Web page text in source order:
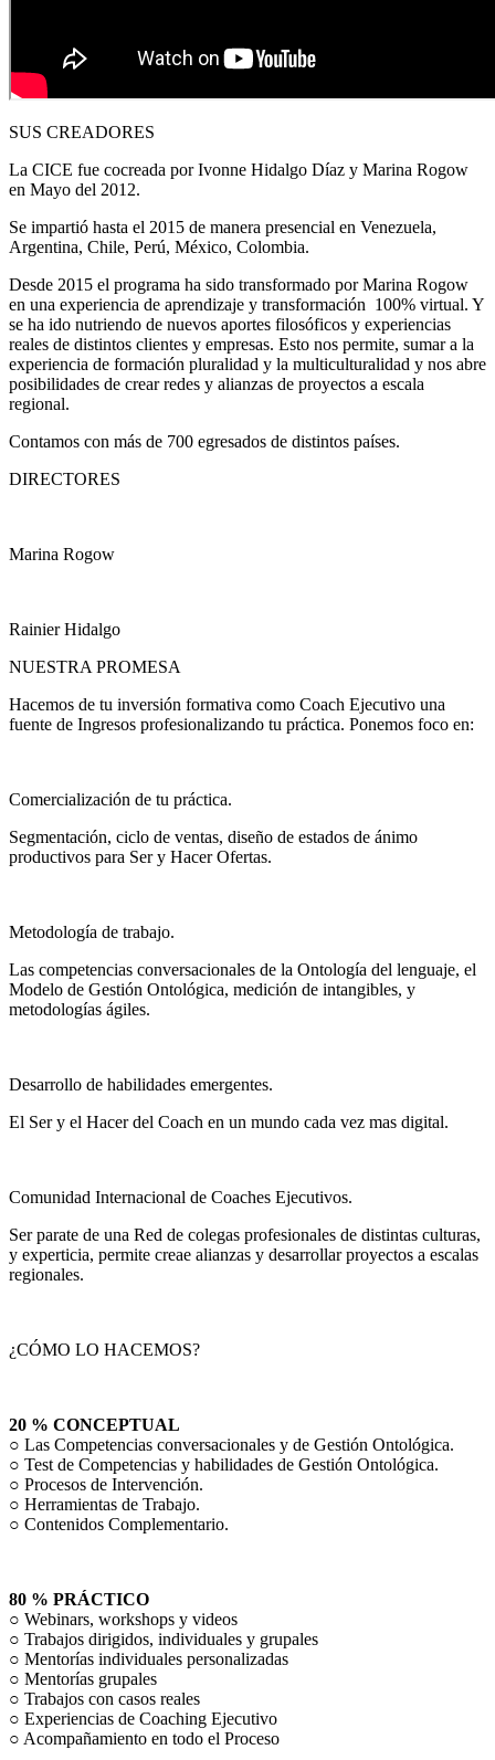
SUS CREADORES
La CICE fue cocreada por Ivonne Hidalgo Díaz y Marina Rogow
en Mayo del 2012.
Se impartió hasta el 2015 de manera presencial en Venezuela,
Argentina, Chile, Perú, México, Colombia.
Desde 2015 el programa ha sido transformado por Marina Rogow
en una experiencia de aprendizaje y transformación 100% virtual. Y
se ha ido nutriendo de nuevos aportes filosóficos y experiencias
reales de distintos clientes y empresas. Esto nos permite, sumar a la
experiencia de formación pluralidad y la multiculturalidad y nos abre
posibilidades de crear redes y alianzas de proyectos a escala
regional.
Contamos con más de 700 egresados de distintos países.
DIRECTORES
Marina Rogow
Rainier Hidalgo
NUESTRA PROMESA
Hacemos de tu inversión formativa como Coach Ejecutivo una
fuente de Ingresos profesionalizando tu práctica. Ponemos foco en:
Comercialización de tu práctica.
Segmentación, ciclo de ventas, diseño de estados de ánimo
productivos para Ser y Hacer Ofertas.
Metodología de trabajo.
Las competencias conversacionales de la Ontología del lenguaje, el
Modelo de Gestión Ontológica, medición de intangibles, y
metodologías ágiles.
Desarrollo de habilidades emergentes.
El Ser y el Hacer del Coach en un mundo cada vez mas digital.
Comunidad Internacional de Coaches Ejecutivos.
Ser parate de una Red de colegas profesionales de distintas culturas,
y experticia, permite creae alianzas y desarrollar proyectos a escalas
regionales.
¿CÓMO LO HACEMOS?
20 % CONCEPTUAL
○ Las Competencias conversacionales y de Gestión Ontológica.
○ Test de Competencias y habilidades de Gestión Ontológica.
○ Procesos de Intervención.
○ Herramientas de Trabajo.
○ Contenidos Complementario.
80 % PRÁCTICO
○ Webinars, workshops y videos
○ Trabajos dirigidos, individuales y grupales
○ Mentorías individuales personalizadas
○ Mentorías grupales
○ Trabajos con casos reales
○ Experiencias de Coaching Ejecutivo
○ Acompañamiento en todo el Proceso